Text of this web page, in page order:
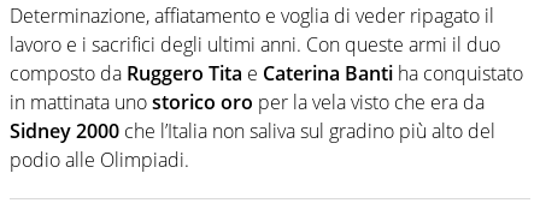
Determinazione, affiatamento e voglia di veder ripagato il
lavoro e i sacrifici degli ultimi anni. Con queste armi il duo
composto da Ruggero Tita e Caterina Banti ha conquistato
in mattinata unostorico oro per la vela visto che era da
Sidney 2000 che l’Italia non saliva sul gradino più alto del
podio alle Olimpiadi.